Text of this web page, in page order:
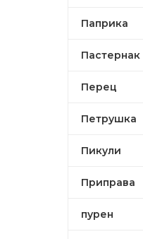
Паприка
Пастернак
Перец
Петрушка
Пикули
Приправа
пурен